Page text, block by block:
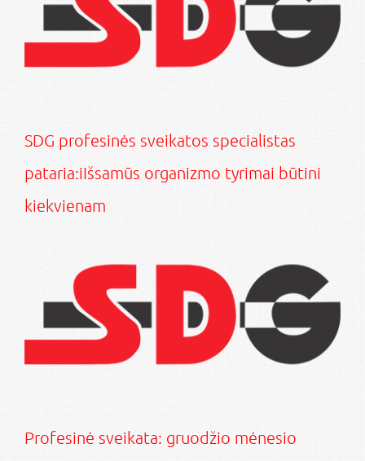
SDG profesinės sveikatos specialistas
pataria:iIšsamūs organizmo tyrimai būtini
kiekvienam
Profesinė sveikata: gruodžio mėnesio